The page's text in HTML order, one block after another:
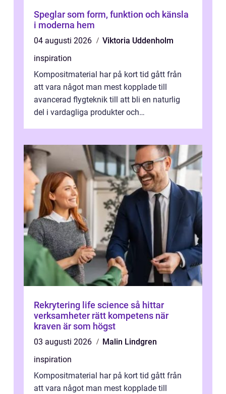
Speglar som form, funktion och känsla
i moderna hem
04 augusti 2026
Viktoria Uddenholm
inspiration
Kompositmaterial har på kort tid gått från
att vara något man mest kopplade till
avancerad flygteknik till att bli en naturlig
del i vardagliga produkter och
Rekrytering life science så hittar
verksamheter rätt kompetens när
kraven är som högst
03 augusti 2026
Malin Lindgren
inspiration
Kompositmaterial har på kort tid gått från
att vara något man mest kopplade till